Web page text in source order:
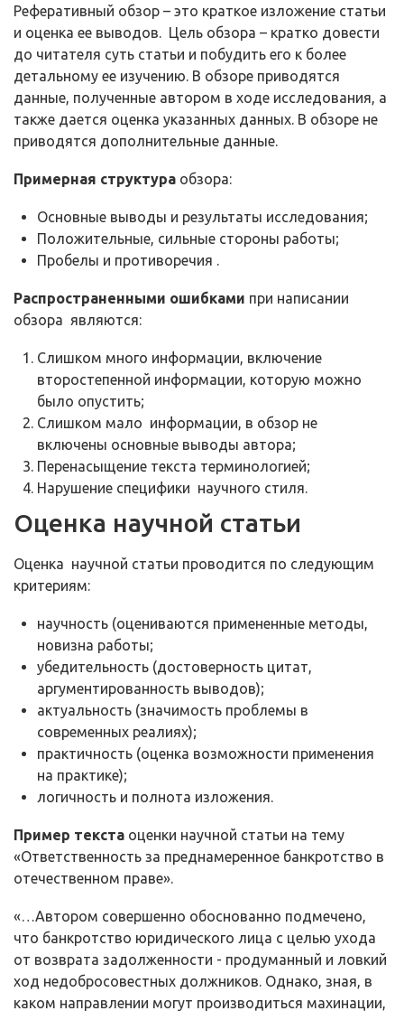
Реферативный обзор – это краткое изложение статьи
и оценка ее выводов. Цель обзора – кратко довести
до читателя суть статьи и побудить его к более
детальному ее изучению. В обзоре приводятся
данные, полученные автором в ходе исследования, а
также дается оценка указанных данных. В обзоре не
приводятся дополнительные данные.
Примерная структура обзора:
Основные выводы и результаты исследования;
Положительные, сильные стороны работы;
Пробелы и противоречия .
Распространенными ошибками при написании
обзора являются:
Слишком много информации, включение
второстепенной информации, которую можно
было опустить;
Слишком мало информации, в обзор не
включены основные выводы автора;
Перенасыщение текста терминологией;
Нарушение специфики научного стиля.
Оценка научной статьи
Оценка научной статьи проводится по следующим
критериям:
научность (оцениваются примененные методы,
новизна работы;
убедительность (достоверность цитат,
аргументированность выводов);
актуальность (значимость проблемы в
современных реалиях);
практичность (оценка возможности применения
на практике);
логичность и полнота изложения.
Пример текста оценки научной статьи на тему
«Ответственность за преднамеренное банкротство в
отечественном праве».
«…Автором совершенно обоснованно подмечено,
что банкротство юридического лица с целью ухода
от возврата задолженности - продуманный и ловкий
ход недобросовестных должников. Однако, зная, в
каком направлении могут производиться махинации,